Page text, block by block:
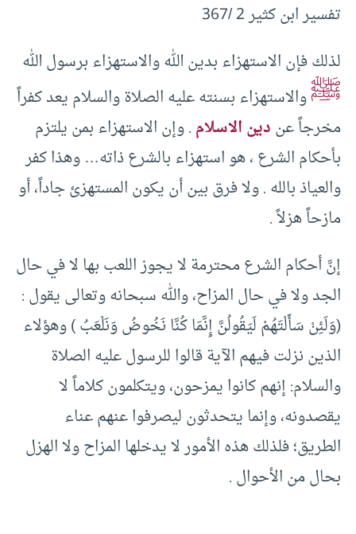
تفسير ابن كثير 2 /367
لذلك فإن الاستهزاء بدين الله والاستهزاء برسول الله
ﷺوالاستهزاء بسنته عليه الصلاة والسلام يعد كفراً
مخرجاً عندين الاسلام. وإن الاستهزاء بمن يلتزم
بأحكام الشرع ، هو استهزاء بالشرع ذاته… وهذا كفر
والعياذ بالله . ولا فرق بين أن يكون المستهزئ جاداً، أو
مازحاً هزلاً .
إنَّ أحكام الشرع محترمة لا يجوز اللعب بها لا في حال
الجد ولا في حال المزاح، والله سبحانه وتعالى يقول :
(وَلَئِنْ سَأَلْتَهُمْ لَيَقُولُنَّ إِنَّمَا كُنَّا نَخُوضُ وَنَلْعَبُ ) وهؤلاء
الذين نزلت فيهم الآية قالوا للرسول عليه الصلاة
والسلام: إنهم كانوا يمزحون، ويتكلمون كلاماً لا
يقصدونه، وإنما يتحدثون ليصرفوا عنهم عناء
الطريق؛ فلذلك هذه الأمور لا يدخلها المزاح ولا الهزل
بحال من الأحوال .